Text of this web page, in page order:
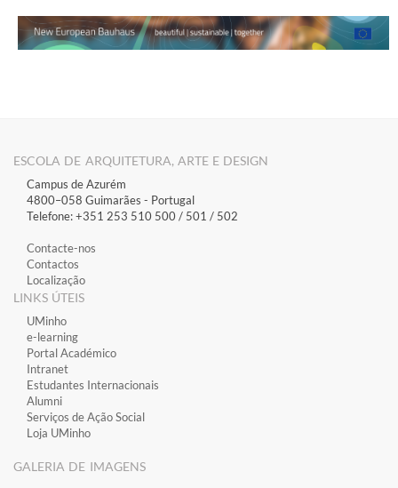
ESCOLA DE ARQUITETURA, ARTE E DESIGN
Campus de Azurém
4800–058 Guimarães​ - Portugal
Telefone: +351 253 510 500 / 501 / 502
Contacte-nos
Contactos
Localização
LINKS ÚTEIS
​UMinho
​e-learning
​Portal Académico
​Intranet
Estudantes Inter​​nacionais
Alumni
Serviços de Ação Social
Loja UMinho
GALERIA DE IMAGENS